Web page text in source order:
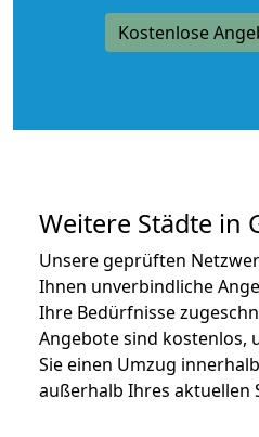
Kostenlose
Weitere Städte in
Unsere geprüften
Ihnen unverbindliche
Ihre Bedürfnisse
Angebote sind kostenlos,
Sie einen Umzug
außerhalb Ihres aktuellen